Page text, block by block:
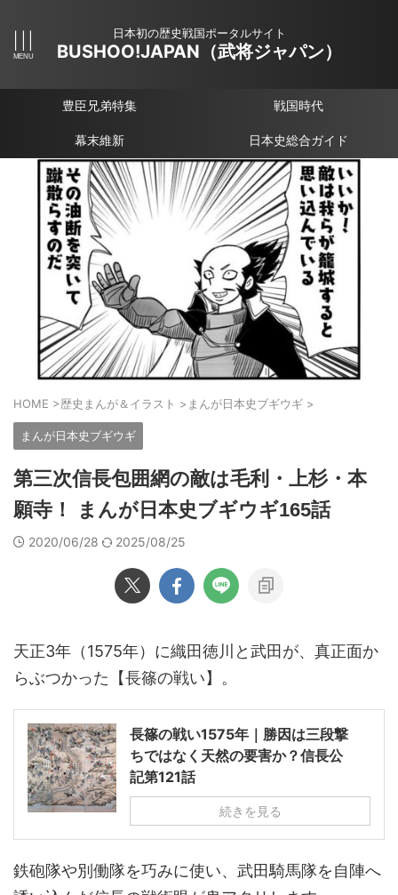
日本初の歴史戦国ポータルサイト
BUSHOO!JAPAN（武将ジャパン）
豊臣兄弟特集 戦国時代
幕末維新 日本史総合ガイド
HOME >歴史まんが＆イラスト > まんが日本史ブギウギ >
まんが日本史ブギウギ
第三次信長包囲網の敵は毛利・上杉・本
願寺！ まんが日本史ブギウギ165話
2020/06/28 2025/08/25
天正3年（1575年）に織田徳川と武田が、真正面か
らぶつかった【長篠の戦い】。
長篠の戦い1575年｜勝因は三段撃
ちではなく天然の要害か？信長公
記第121話
続きを見る
鉄砲隊や別働隊を巧みに使い、武田騎馬隊を自陣へ